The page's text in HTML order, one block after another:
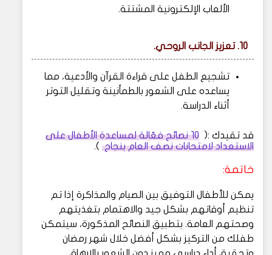
الألعاب الإلكترونية المشتتة.
10. تعزيز الجانب الروحي.
تشجيع الطفل على قراءة القرآن والأدعية، مما
يساعده على الشعور بالطمأنينة وتقليل التوتر
أثناء الدراسة.
قد تقيدك :(
10 نصائح فعّالة لمساعدة الأطفال على
الاستعداد لامتحانات نصف العام بنجاح ).
خاتمة:
يمكن للأطفال التوفيق بين الصيام والمذاكرة إذا تم
تنظيم أوقاتهم بشكل جيد والاهتمام بتغذيتهم
وصحتهم العامة. بتطبيق النصائح المذكورة، سيتمكن
طفلك من التركيز بشكل أفضل خلال شهر رمضان